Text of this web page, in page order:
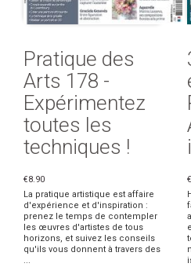
Pratique des
Arts 178 -
Expérimentez
toutes les
techniques !
€8.90
La pratique artistique est affaire
d'expérience et d'inspiration :
prenez le temps de contempler
les œuvres d'artistes de tous
horizons, et suivez les conseils
qu'ils vous donnent à travers des
...